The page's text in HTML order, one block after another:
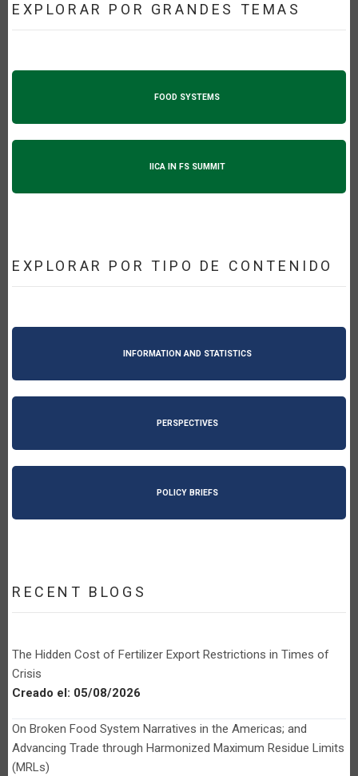
EXPLORAR POR GRANDES TEMAS
FOOD SYSTEMS
IICA IN FS SUMMIT
EXPLORAR POR TIPO DE CONTENIDO
INFORMATION AND STATISTICS
PERSPECTIVES
POLICY BRIEFS
RECENT BLOGS
The Hidden Cost of Fertilizer Export Restrictions in Times of
Crisis
Creado el: 05/08/2026
On Broken Food System Narratives in the Americas; and
Advancing Trade through Harmonized Maximum Residue Limits
(MRLs)